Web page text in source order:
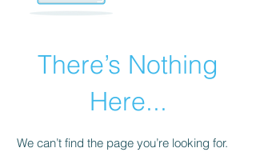
There’s Nothing
Here...
We can’t find the page you’re looking for.